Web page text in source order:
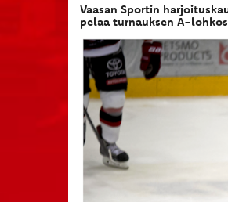
Vaasan Sportin
pelaa turnauksen A-